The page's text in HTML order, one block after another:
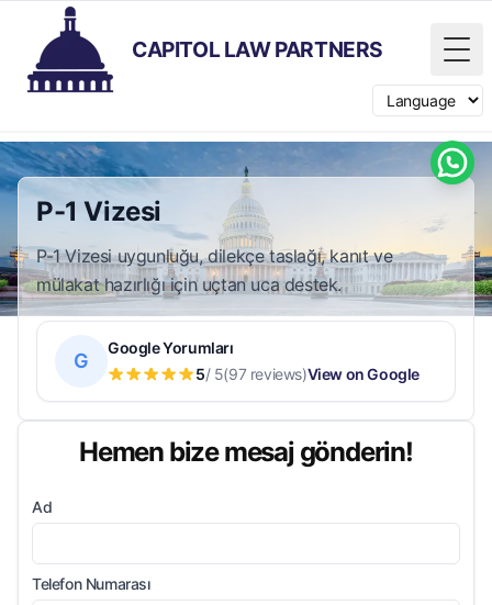
CAPITOL LAW PARTNERS
Switch
P-1 Vizesi
P-1 Vizesi uygunluğu, dilekçe taslağı, kanıt ve
mülakat hazırlığı için uçtan uca destek.
G
Google Yorumları
5/ 5(97 reviews)View on Google
Hemen bize mesaj gönderin!
Ad
Telefon Numarası